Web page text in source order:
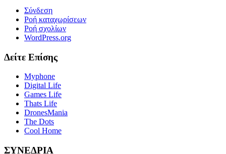
Σύνδεση
Ροή καταχωρίσεων
Ροή σχολίων
WordPress.org
Δείτε Επίσης
Myphone
Digital Life
Games Life
Thats Life
DronesMania
The Dots
Cool Home
ΣΥΝΕΔΡΙΑ